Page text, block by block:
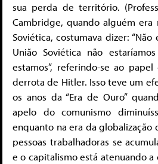
sua perda de território.
Cambridge, quando alguém
Soviética, costumava dizer:
União Soviética não
estamos”, referindo-se ao
derrota de Hitler. Isso teve um
os anos da “Era de Ouro”
apelo do comunismo
enquanto na era da globalização
pessoas trabalhadoras se
e o capitalismo está atenuando